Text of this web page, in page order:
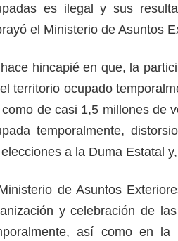
es ilegal y sus
el Ministerio de Asuntos
hincapié en que, la
territorio ocupado
de casi 1,5 millones de
temporalmente,
a la Duma Estatal
de Asuntos
y celebración de
así como en la